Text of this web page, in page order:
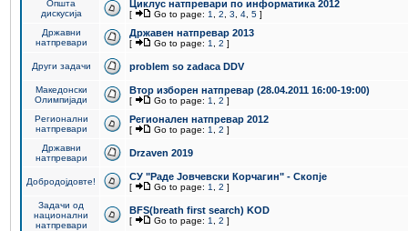
Општа
дискусија
Циклус натпревари по информатика 2012
[ Go to page: 1 2 3 4 5 ]
Државни
натпревари
Државен натпревар 2013
[ Go to page: 1 2 ]
Други задачи problem so zadaca DDV
Македонски
Олимпијади
Втор изборен натпревар (28.04.2011 16:00-19:00)
[ Go to page: 1 2 ]
Регионални
натпревари
Регионален натпревар 2012
[ Go to page: 1 2 ]
Државни
натпревари
Drzaven 2019
Добродојдовте! СУ "Раде Јовчевски Корчагин" - Скопје
[ Go to page: 1 2 ]
Задачи од
национални
натпревари
BFS(breath first search) KOD
[ Go to page: 1 2 ]